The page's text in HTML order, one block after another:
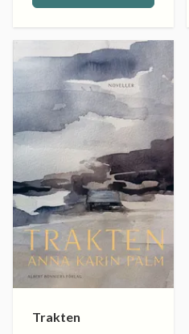
Trakten